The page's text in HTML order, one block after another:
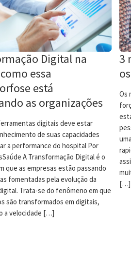
Digital na
essa
está
as organizações
digitais deve estar
de suas capacidades
a performance do hospital Por
A Transformação Digital é o
que as empresas estão passando
fomentadas pela evolução da
Trata-se do fenômeno em que
são transformados em digitais,
a velocidade […]
3
Os
[…]